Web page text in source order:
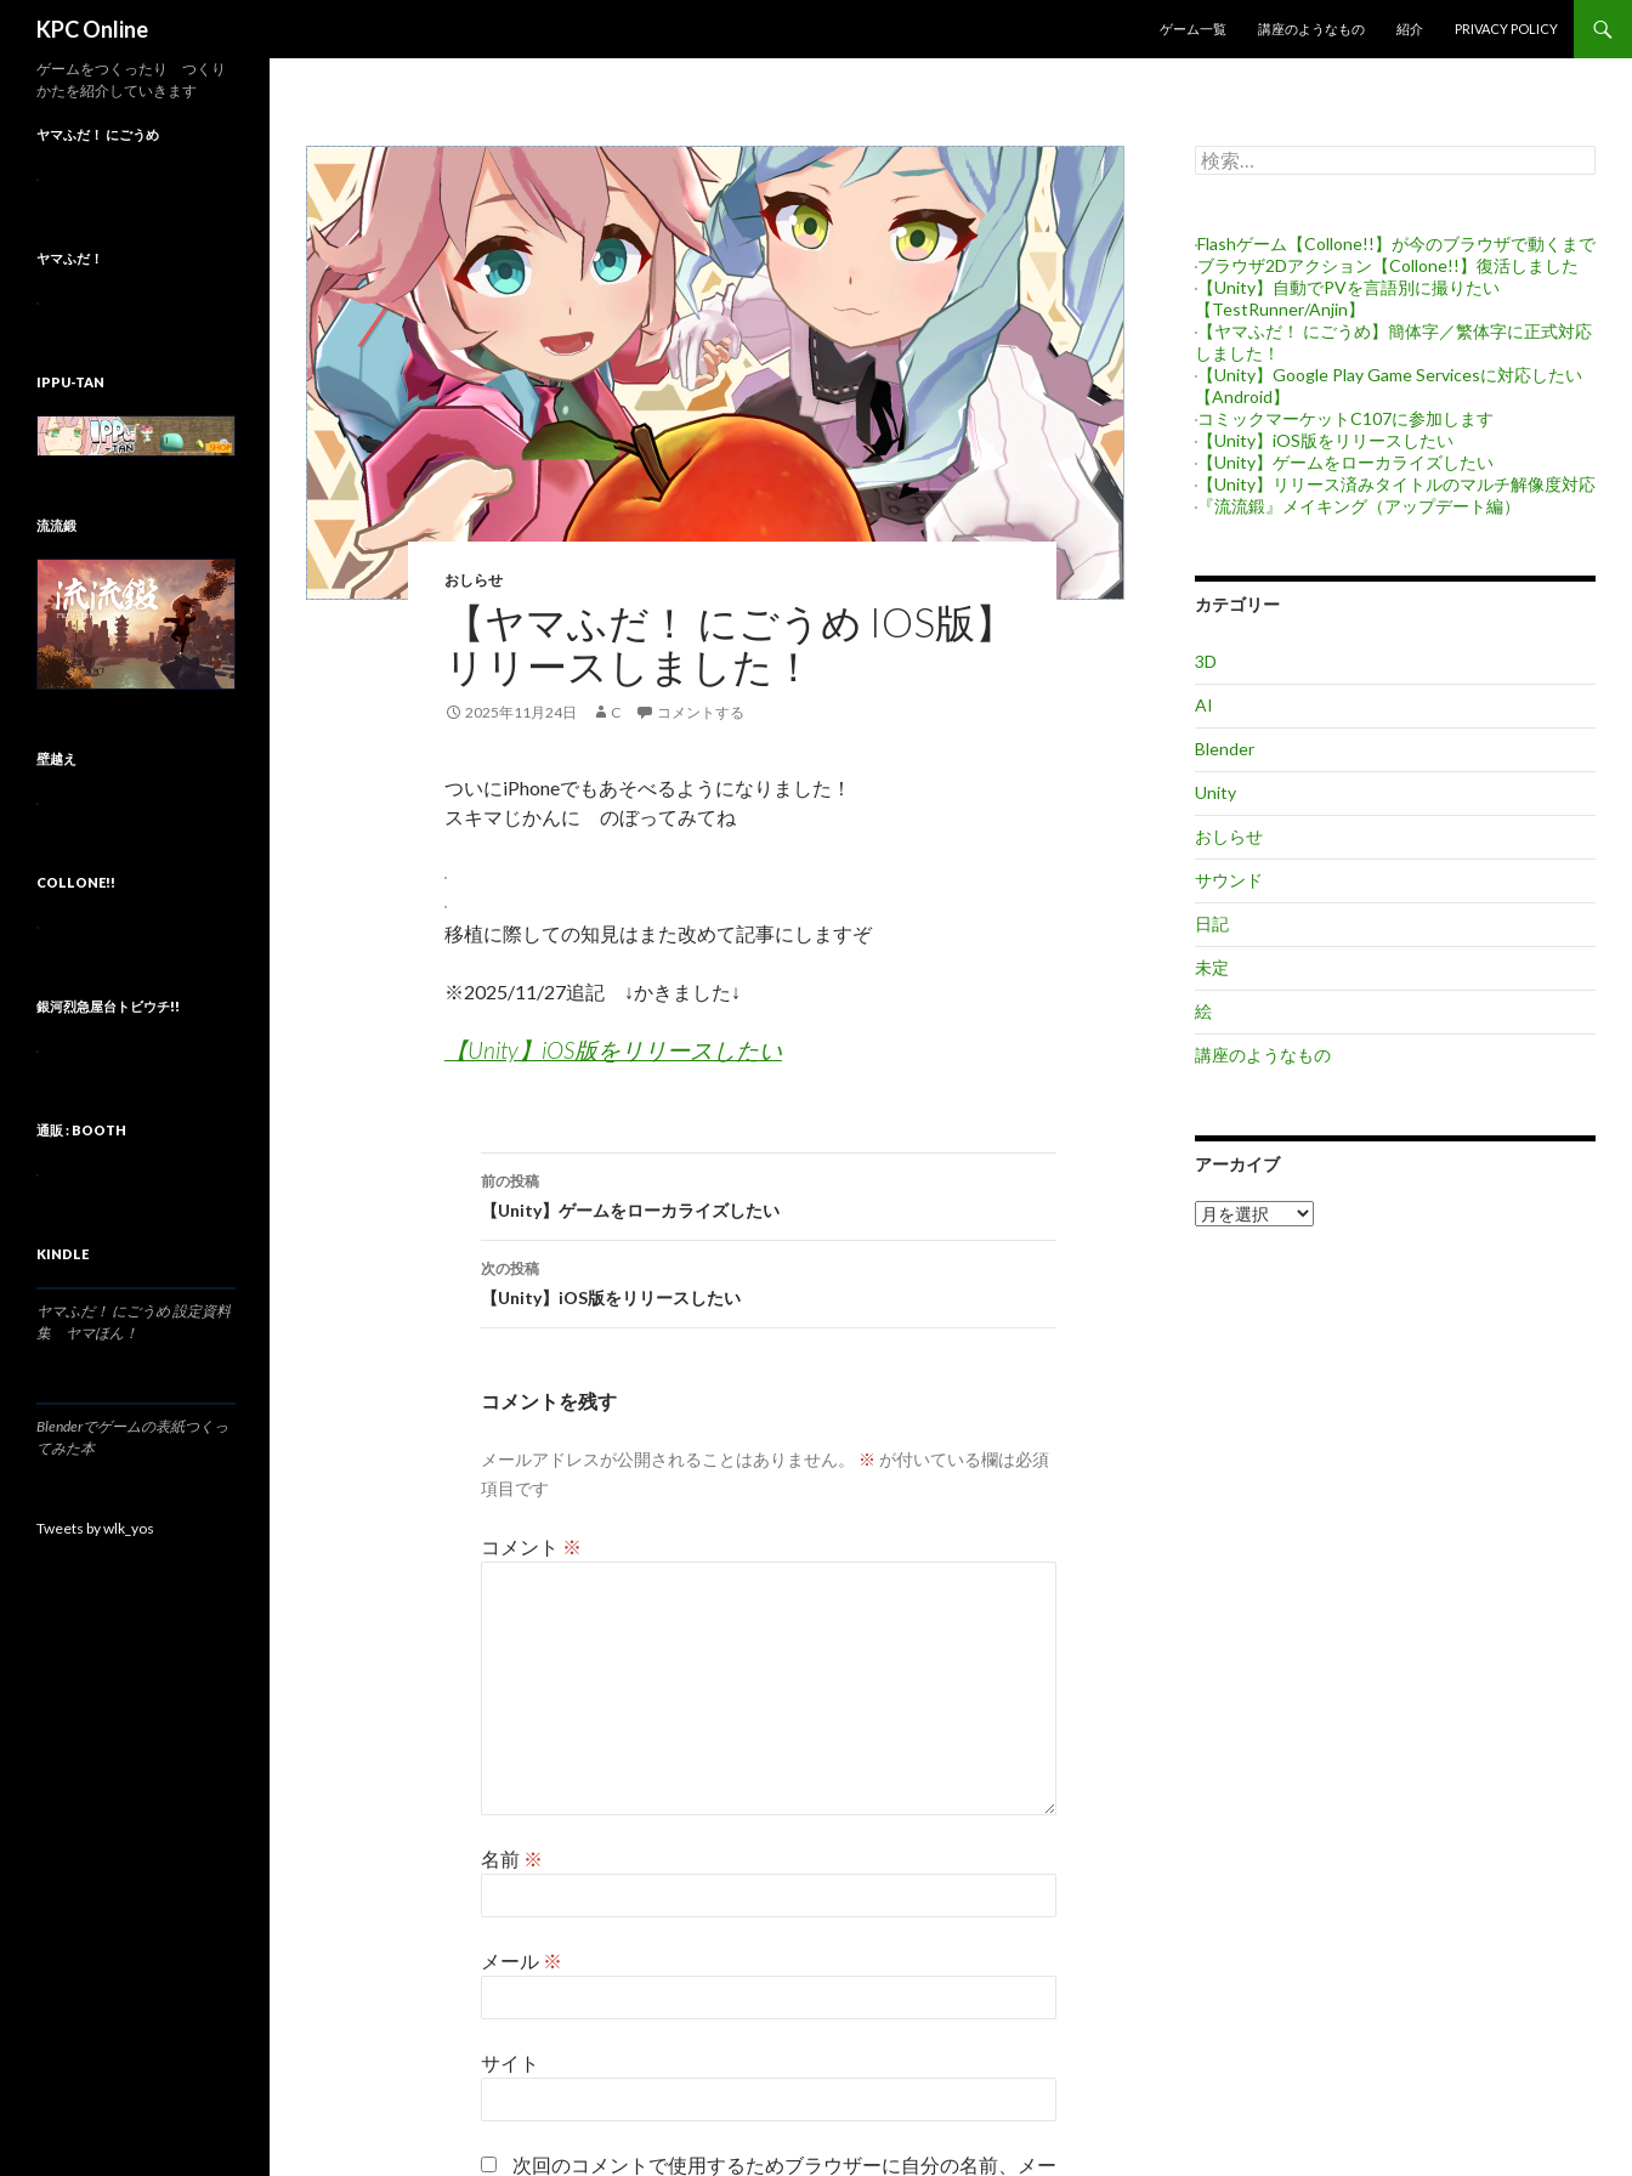
KPC Online
ゲーム一覧
講座のようなもの 紹介 PRIVACY POLICY
おしらせ
【ヤマふだ！ にごうめ IOS版】
リリースしました！
2025年11月24日 C コメントする
ついにiPhoneでもあそべるようになりました！
スキマじかんに のぼってみてね
移植に際しての知見はまた改めて記事にしますぞ
※2025/11/27追記 ↓かきました↓
【Unity】iOS版をリリースしたい
投
稿
ナ
ビ
ゲ
ョ
前の投稿
【Unity】ゲームをローカライズしたい
次の投稿
【Unity】iOS版をリリースしたい
コメントを残す
メールアドレスが公開されることはありません。 ※ が付いている欄は必須
項目です
コメント ※
名前 ※
メール ※
サイト
次回のコメントで使用するためブラウザーに自分の名前、メー
検
索:
Flashゲーム【Collone!!】が今のブラウザで動くまで
ブラウザ2Dアクション【Collone!!】復活しました
【Unity】自動でPVを言語別に撮りたい
【TestRunner/Anjin】
【ヤマふだ！ にごうめ】簡体字／繁体字に正式対応
しました！
【Unity】Google Play Game Servicesに対応したい
【Android】
コミックマーケットC107に参加します
【Unity】iOS版をリリースしたい
【Unity】ゲームをローカライズしたい
【Unity】リリース済みタイトルのマルチ解像度対応
『流流鍛』メイキング（アップデート編）
カテゴリー
3D
AI
Blender
Unity
おしらせ
サウンド
日記
未定
絵
講座のようなもの
アーカイブ
ア
ー
ゲームをつくったり つくり
かたを紹介していきます
ヤマふだ！ にごうめ
ヤマふだ！
IPPU-TAN
流流鍛
壁越え
COLLONE!!
銀河烈急屋台トビウチ!!
通販 : BOOTH
KINDLE
ヤマふだ！ にごうめ 設定資料
集 ヤマほん！
Blenderでゲームの表紙つくっ
てみた本
Tweets by wlk_yos